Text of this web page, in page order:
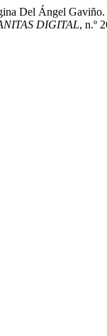
Del Ángel
DIGITAL, n.º